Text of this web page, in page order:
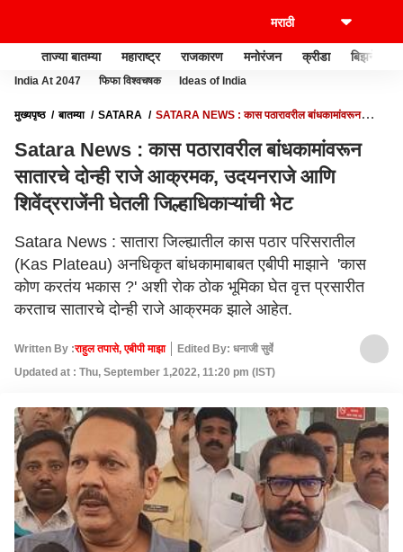
ताज्या बातम्या महाराष्ट्र राजकारण मनोरंजन क्रीडा बिझनेस
India At 2047 फिफा विश्वचषक Ideas of India
मुख्यपृष्ठ बातम्या SATARA
SATARA NEWS : कास पठारावरील बांधकामांवरून
Satara News : कास पठारावरील बांधकामांवरून
सातारचे दोन्ही राजे आक्रमक, उदयनराजे आणि
शिवेंद्रराजेंनी घेतली जिल्हाधिकाऱ्यांची भेट
Satara News : सातारा जिल्ह्यातील कास पठार परिसरातील
(Kas Plateau) अनधिकृत बांधकामाबाबत एबीपी माझाने 'कास
कोण करतंय भकास ?' अशी रोक ठोक भूमिका घेत वृत्त प्रसारीत
करताच सातारचे दोन्ही राजे आक्रमक झाले आहेत.
Written By :राहुल तपासे, एबीपी माझा
Edited By: धनाजी सुर्वे
Updated at : Thu, September 1,2022, 11:20 pm (IST)